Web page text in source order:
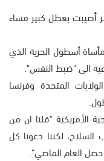
أصيبت بعطل كبير مساء
مأساة أسطول الحرية الذي
المتحدة وفرنسا
الأمريكية "قلنا ان من
لكننا دعونا كل
حصل العام الماضي".